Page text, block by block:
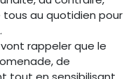
tous au quotidien pour
rappeler que le
de